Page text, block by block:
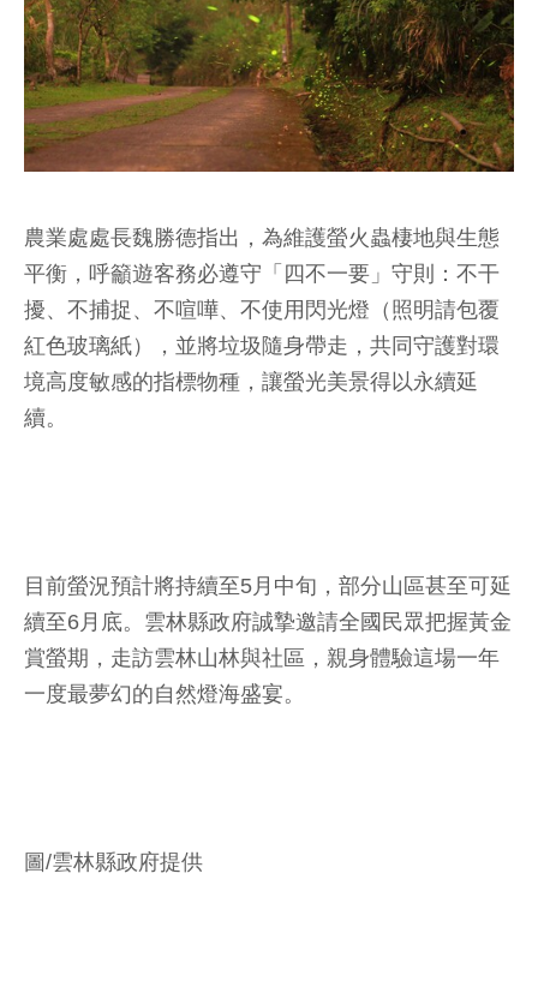
農業處處長魏勝德指出，為維護螢火蟲棲地與生態
平衡，呼籲遊客務必遵守「四不一要」守則：不干
擾、不捕捉、不喧嘩、不使用閃光燈（照明請包覆
紅色玻璃紙），並將垃圾隨身帶走，共同守護對環
境高度敏感的指標物種，讓螢光美景得以永續延
續。
目前螢況預計將持續至5月中旬，部分山區甚至可延
續至6月底。雲林縣政府誠摯邀請全國民眾把握黃金
賞螢期，走訪雲林山林與社區，親身體驗這場一年
一度最夢幻的自然燈海盛宴。
圖/雲林縣政府提供